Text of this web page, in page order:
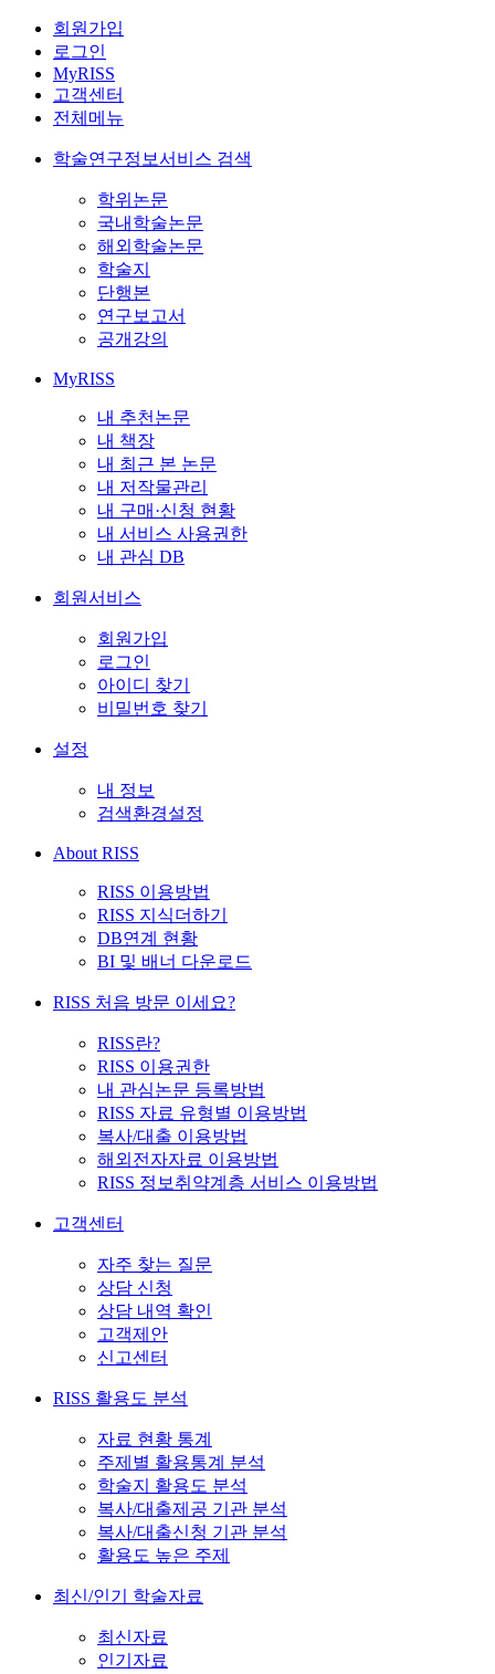
회원가입
로그인
MyRISS
고객센터
전체메뉴
학술연구정보서비스 검색
학위논문
국내학술논문
해외학술논문
학술지
단행본
연구보고서
공개강의
MyRISS
내 추천논문
내 책장
내 최근 본 논문
내 저작물관리
내 구매·신청 현황
내 서비스 사용권한
내 관심 DB
회원서비스
회원가입
로그인
아이디 찾기
비밀번호 찾기
설정
내 정보
검색환경설정
About RISS
RISS 이용방법
RISS 지식더하기
DB연계 현황
BI 및 배너 다운로드
RISS 처음 방문 이세요?
RISS란?
RISS 이용권한
내 관심논문 등록방법
RISS 자료 유형별 이용방법
복사/대출 이용방법
해외전자자료 이용방법
RISS 정보취약계층 서비스 이용방법
고객센터
자주 찾는 질문
상담 신청
상담 내역 확인
고객제안
신고센터
RISS 활용도 분석
자료 현황 통계
주제별 활용통계 분석
학술지 활용도 분석
복사/대출제공 기관 분석
복사/대출신청 기관 분석
활용도 높은 주제
최신/인기 학술자료
최신자료
인기자료